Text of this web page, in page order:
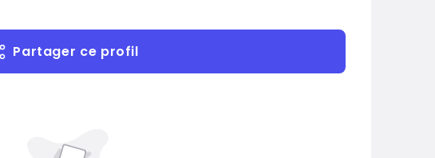
Partager ce profil